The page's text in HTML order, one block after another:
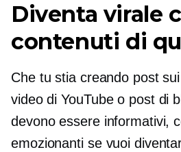
Diventa virale
contenuti di
Che tu stia creando post
video di YouTube o post di
devono essere informativi,
emozionanti se vuoi